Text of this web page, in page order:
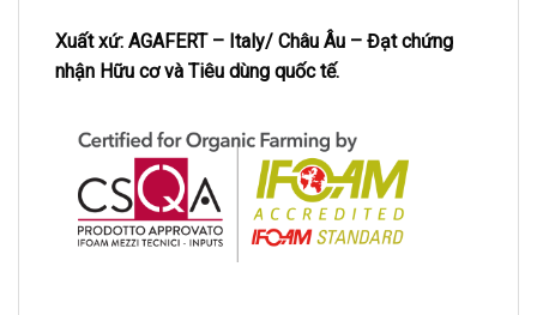
Xuất xứ: AGAFERT – Italy/ Châu Âu – Đạt chứng
nhận Hữu cơ và Tiêu dùng quốc tế.